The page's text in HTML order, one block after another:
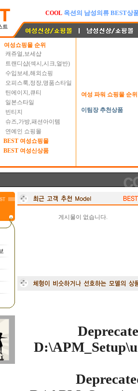
HOT 오픈마켓 패션상품도 코디
NEW 옥션 BEST 여성의류
COOL 옥션의 남성의류 BEST상
여성쇼핑몰 순위
캐쥬얼,보세샵
트랜디샵(섹시,시크,얼반)
수입보세,해외쇼핑
오피스룩,정장,명품스타일
틴에이지,큐티
일본스타일
빈티지
슈즈,가방,패션아이템
연예인 쇼핑몰
BEST 여성쇼핑몰
BEST 여성신상품
여성 파워 쇼핑몰 순위
이팀장 추천상품
게시물이 없습니다.